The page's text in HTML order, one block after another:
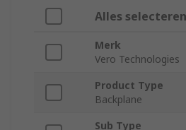
Alles selecteren
Merk
Vero Technologies
Product Type
Backplane
Sub Type